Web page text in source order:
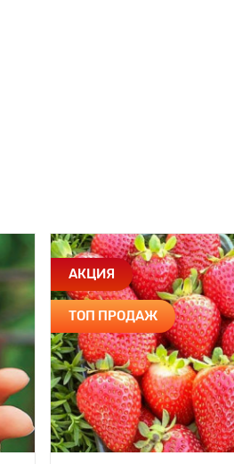
АКЦИЯ
ТОП ПРОДАЖ